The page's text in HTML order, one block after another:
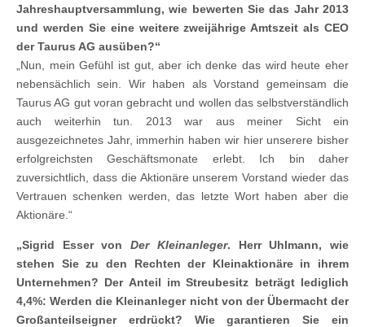
Jahreshauptversammlung, wie bewerten Sie das Jahr 2013
und werden Sie eine weitere zweijährige Amtszeit als CEO
der Taurus AG ausüben?“
„Nun, mein Gefühl ist gut, aber ich denke das wird heute eher
nebensächlich sein. Wir haben als Vorstand gemeinsam die
Taurus AG gut voran gebracht und wollen das selbstverständlich
auch weiterhin tun. 2013 war aus meiner Sicht ein
ausgezeichnetes Jahr, immerhin haben wir hier unserere bisher
erfolgreichsten Geschäftsmonate erlebt. Ich bin daher
zuversichtlich, dass die Aktionäre unserem Vorstand wieder das
Vertrauen schenken werden, das letzte Wort haben aber die
Aktionäre.“
„Sigrid Esser vonDer Kleinanleger. Herr Uhlmann, wie
stehen Sie zu den Rechten der Kleinaktionäre in ihrem
Unternehmen? Der Anteil im Streubesitz beträgt lediglich
4,4%: Werden die Kleinanleger nicht von der Übermacht der
Großanteilseigner erdrückt? Wie garantieren Sie ein